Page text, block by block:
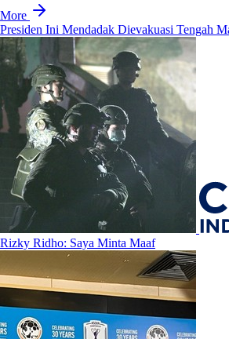
More
Presiden Ini Mendadak Dievakuasi Tengah
Rizky Ridho: Saya Minta Maaf